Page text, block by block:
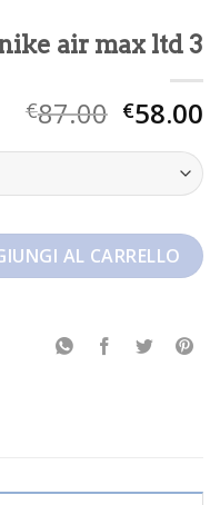
air max ltd 3
€87.00 €58.00
AL CARRELLO